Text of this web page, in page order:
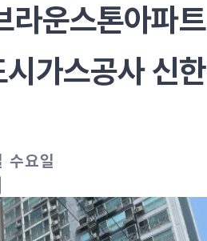
라운스톤아파트
가스공사 신한
요일